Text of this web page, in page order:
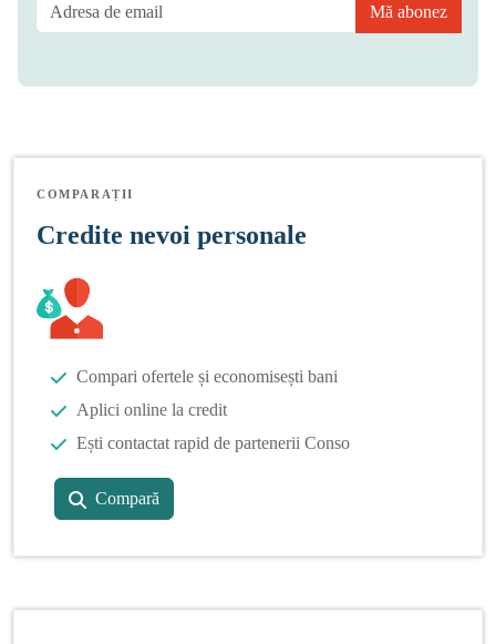
Mă abonez
COMPARAȚII
Credite nevoi personale
Compari ofertele și economisești bani
Aplici online la credit
Ești contactat rapid de partenerii Conso
Compară